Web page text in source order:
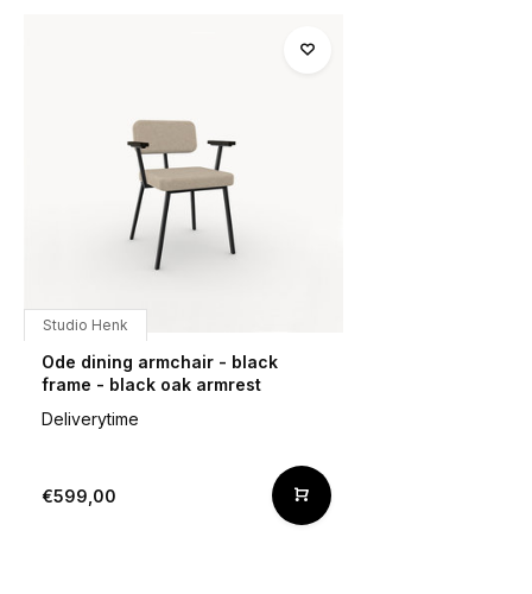
Studio Henk
Ode dining armchair - black
frame - black oak armrest
Deliverytime
€599,00